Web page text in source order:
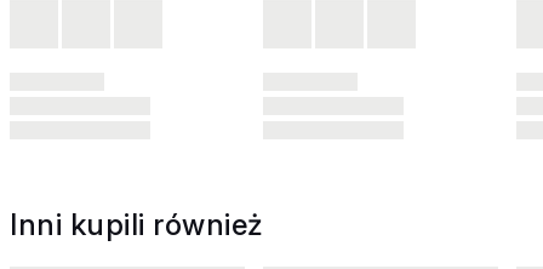
Inni kupili również